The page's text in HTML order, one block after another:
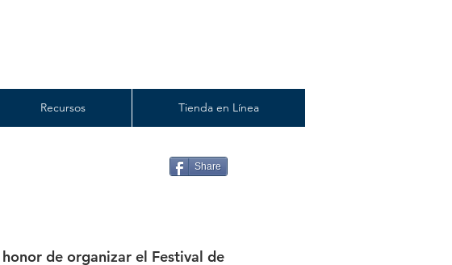
Recursos Tienda en Línea
Share
de organizar el Festival de